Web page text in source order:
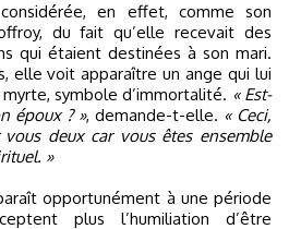
en effet, comme son
du fait qu’elle recevait des
qui étaient destinées à son mari.
elle voit apparaître un ange qui lui
symbole d’immortalité. « Est-
époux ? », demande-t-elle. « Ceci,
deux car vous êtes ensemble
»
opportunément à une période
plus l’humiliation d’être